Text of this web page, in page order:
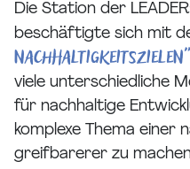
Die Station der
beschäftigte sich mit
Nachhaltigkeitszielen"
viele unterschiedliche
für nachhaltige
komplexe Thema einer
greifbarerer zu